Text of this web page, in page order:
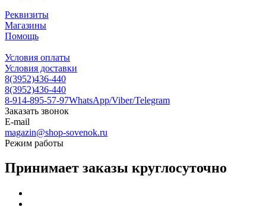
Реквизиты
Магазины
Помощь
Условия оплаты
Условия доставки
8(3952)436-440
8(3952)436-440
8-914-895-57-97WhatsApp/Viber/Telegram
Заказать звонок
E-mail
magazin@shop-sovenok.ru
Режим работы
Принимает заказы круглосуточно